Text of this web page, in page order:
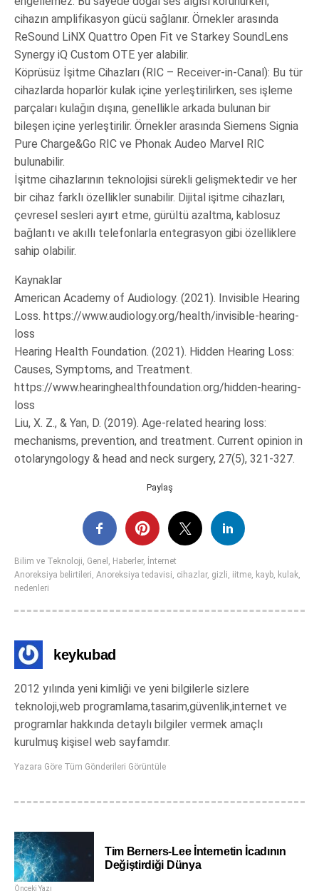
cihazın amplifikasyon gücü sağlanır. Örnekler arasında
ReSound LiNX Quattro Open Fit ve Starkey SoundLens
Synergy iQ Custom OTE yer alabilir.
Köprüsüz İşitme Cihazları (RIC – Receiver-in-Canal): Bu tür
cihazlarda hoparlör kulak içine yerleştirilirken, ses işleme
parçaları kulağın dışına, genellikle arkada bulunan bir
bileşen içine yerleştirilir. Örnekler arasında Siemens Signia
Pure Charge&Go RIC ve Phonak Audeo Marvel RIC
bulunabilir.
İşitme cihazlarının teknolojisi sürekli gelişmektedir ve her
bir cihaz farklı özellikler sunabilir. Dijital işitme cihazları,
çevresel sesleri ayırt etme, gürültü azaltma, kablosuz
bağlantı ve akıllı telefonlarla entegrasyon gibi özelliklere
sahip olabilir.
Kaynaklar
American Academy of Audiology. (2021). Invisible Hearing
Loss. https://www.audiology.org/health/invisible-hearing-
loss
Hearing Health Foundation. (2021). Hidden Hearing Loss:
Causes, Symptoms, and Treatment.
https://www.hearinghealthfoundation.org/hidden-hearing-
loss
Liu, X. Z., & Yan, D. (2019). Age-related hearing loss:
mechanisms, prevention, and treatment. Current opinion in
otolaryngology & head and neck surgery, 27(5), 321-327.
Paylaş
Bilim ve Teknoloji Genel Haberler, İnternet
Anoreksiya belirtileri Anoreksiya tedavisi cihazlar, gizli iitme kayb kulak
nedenleri
keykubad
2012 yılında yeni kimliği ve yeni bilgilerle sizlere
teknoloji,web programlama,tasarim,güvenlik,internet ve
programlar hakkında detaylı bilgiler vermek amaçlı
kurulmuş kişisel web sayfamdır.
Yazara Göre Tüm Gönderileri Görüntüle
Tim Berners-Lee İnternetin İcadının
Değiştirdiği Dünya
Önceki Yazı